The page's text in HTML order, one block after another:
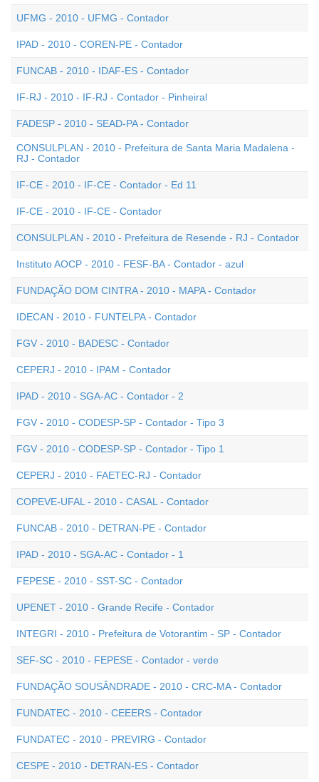
UFMG - 2010 - UFMG - Contador
IPAD - 2010 - COREN-PE - Contador
FUNCAB - 2010 - IDAF-ES - Contador
IF-RJ - 2010 - IF-RJ - Contador - Pinheiral
FADESP - 2010 - SEAD-PA - Contador
CONSULPLAN - 2010 - Prefeitura de Santa Maria Madalena -
RJ - Contador
IF-CE - 2010 - IF-CE - Contador - Ed 11
IF-CE - 2010 - IF-CE - Contador
CONSULPLAN - 2010 - Prefeitura de Resende - RJ - Contador
Instituto AOCP - 2010 - FESF-BA - Contador - azul
FUNDAÇÃO DOM CINTRA - 2010 - MAPA - Contador
IDECAN - 2010 - FUNTELPA - Contador
FGV - 2010 - BADESC - Contador
CEPERJ - 2010 - IPAM - Contador
IPAD - 2010 - SGA-AC - Contador - 2
FGV - 2010 - CODESP-SP - Contador - Tipo 3
FGV - 2010 - CODESP-SP - Contador - Tipo 1
CEPERJ - 2010 - FAETEC-RJ - Contador
COPEVE-UFAL - 2010 - CASAL - Contador
FUNCAB - 2010 - DETRAN-PE - Contador
IPAD - 2010 - SGA-AC - Contador - 1
FEPESE - 2010 - SST-SC - Contador
UPENET - 2010 - Grande Recife - Contador
INTEGRI - 2010 - Prefeitura de Votorantim - SP - Contador
SEF-SC - 2010 - FEPESE - Contador - verde
FUNDAÇÃO SOUSÂNDRADE - 2010 - CRC-MA - Contador
FUNDATEC - 2010 - CEEERS - Contador
FUNDATEC - 2010 - PREVIRG - Contador
CESPE - 2010 - DETRAN-ES - Contador